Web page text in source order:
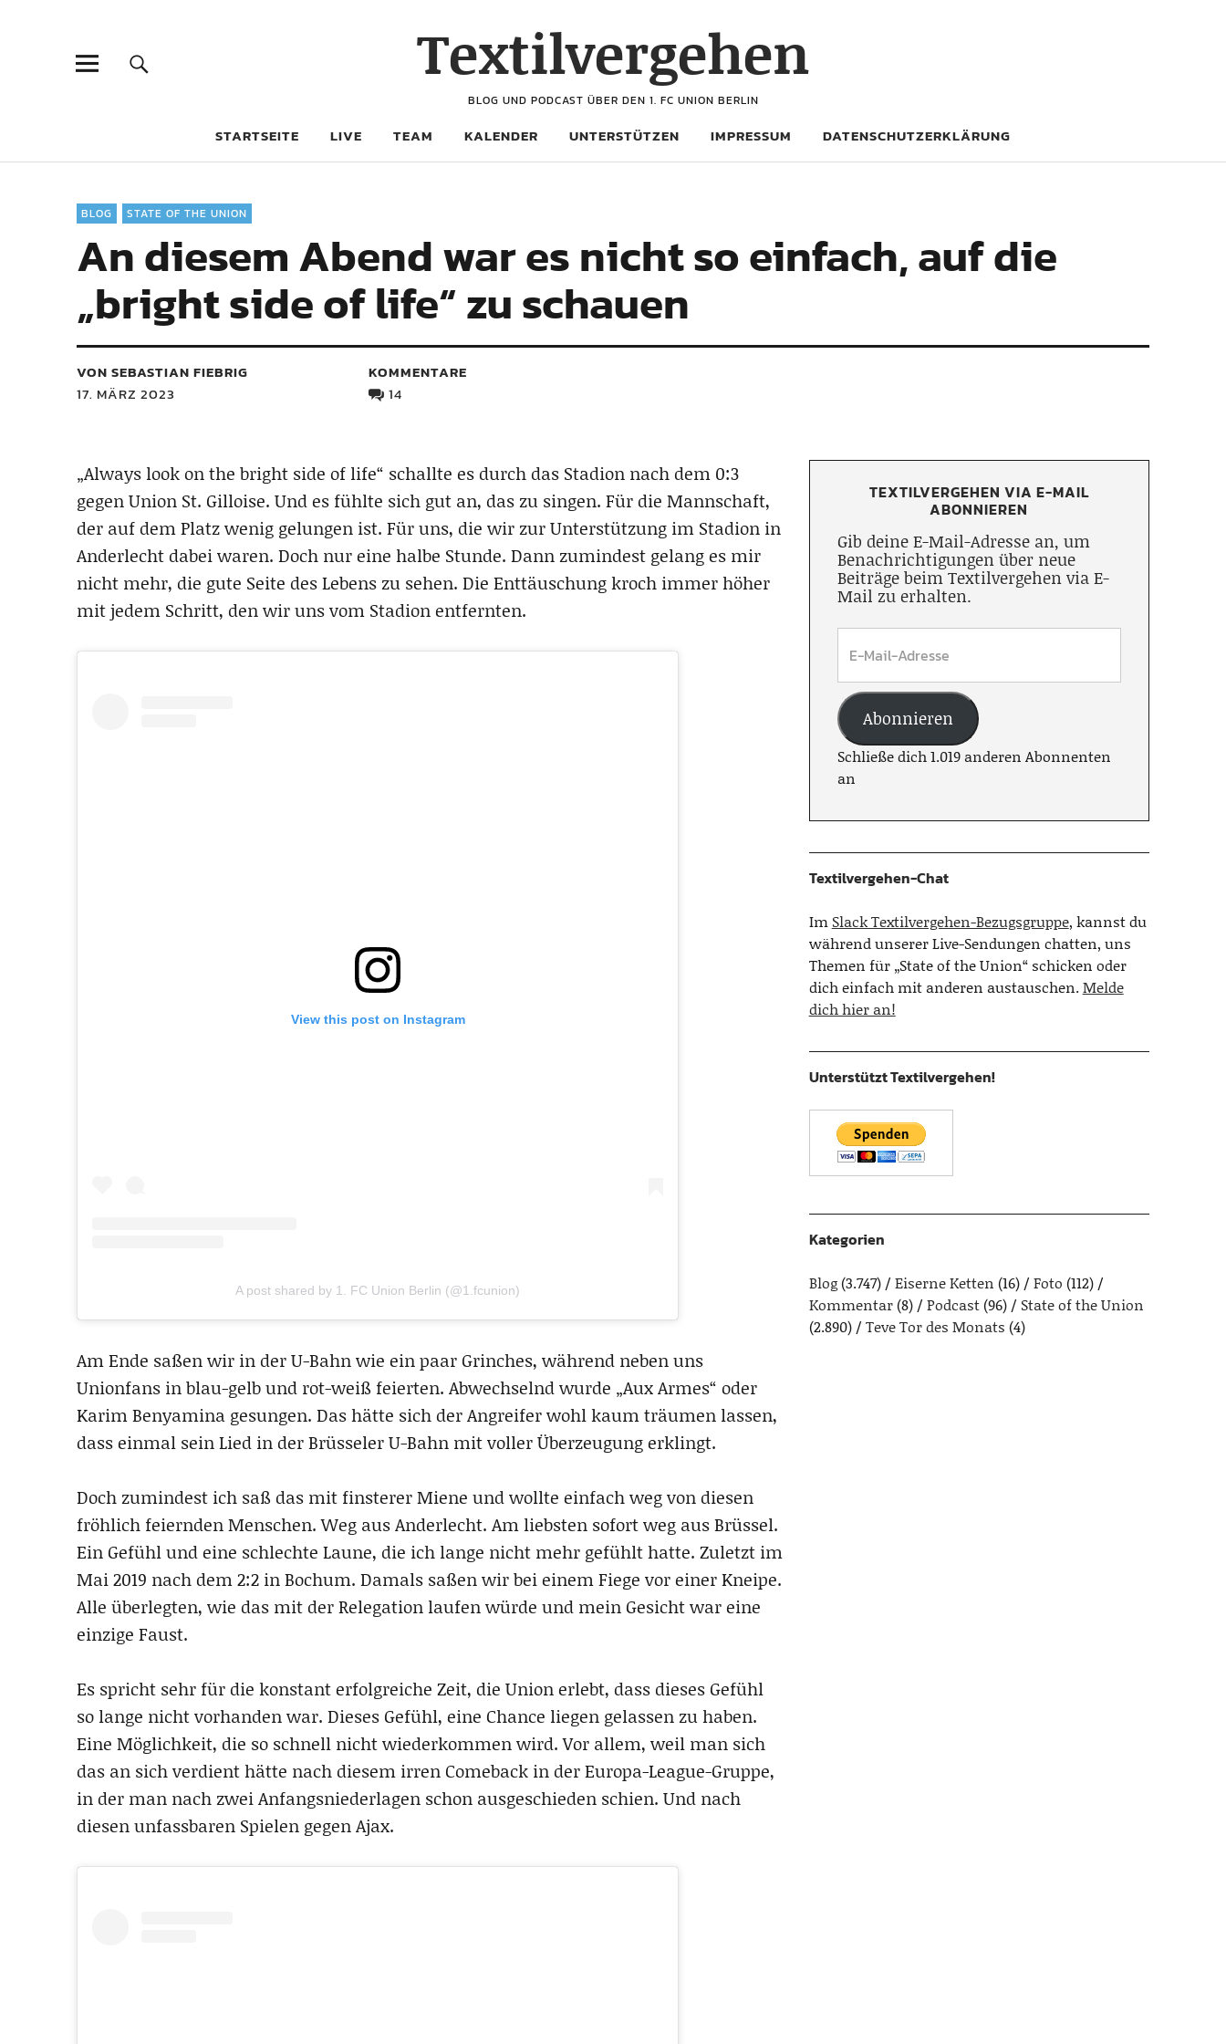
Textilvergehen
BLOG UND PODCAST ÜBER DEN 1. FC UNION BERLIN
STARTSEITE LIVE TEAM KALENDER UNTERSTÜTZEN IMPRESSUM DATENSCHUTZERKLÄRUNG
BLOG STATE OF THE UNION
An diesem Abend war es nicht so einfach, auf die
„bright side of life“ zu schauen
VON SEBASTIAN FIEBRIG
17. MÄRZ 2023
KOMMENTARE
14
„Always look on the bright side of life“ schallte es durch das Stadion nach dem 0:3
gegen Union St. Gilloise. Und es fühlte sich gut an, das zu singen. Für die Mannschaft,
der auf dem Platz wenig gelungen ist. Für uns, die wir zur Unterstützung im Stadion in
Anderlecht dabei waren. Doch nur eine halbe Stunde. Dann zumindest gelang es mir
nicht mehr, die gute Seite des Lebens zu sehen. Die Enttäuschung kroch immer höher
mit jedem Schritt, den wir uns vom Stadion entfernten.
View this post on Instagram
A post shared by 1. FC Union Berlin (@1.fcunion)
Am Ende saßen wir in der U-Bahn wie ein paar Grinches, während neben uns
Unionfans in blau-gelb und rot-weiß feierten. Abwechselnd wurde „Aux Armes“ oder
Karim Benyamina gesungen. Das hätte sich der Angreifer wohl kaum träumen lassen,
dass einmal sein Lied in der Brüsseler U-Bahn mit voller Überzeugung erklingt.
Doch zumindest ich saß das mit finsterer Miene und wollte einfach weg von diesen
fröhlich feiernden Menschen. Weg aus Anderlecht. Am liebsten sofort weg aus Brüssel.
Ein Gefühl und eine schlechte Laune, die ich lange nicht mehr gefühlt hatte. Zuletzt im
Mai 2019 nach dem 2:2 in Bochum. Damals saßen wir bei einem Fiege vor einer Kneipe.
Alle überlegten, wie das mit der Relegation laufen würde und mein Gesicht war eine
einzige Faust.
Es spricht sehr für die konstant erfolgreiche Zeit, die Union erlebt, dass dieses Gefühl
so lange nicht vorhanden war. Dieses Gefühl, eine Chance liegen gelassen zu haben.
Eine Möglichkeit, die so schnell nicht wiederkommen wird. Vor allem, weil man sich
das an sich verdient hätte nach diesem irren Comeback in der Europa-League-Gruppe,
in der man nach zwei Anfangsniederlagen schon ausgeschieden schien. Und nach
diesen unfassbaren Spielen gegen Ajax.
TEXTILVERGEHEN VIA E-MAIL
ABONNIEREN
Gib deine E-Mail-Adresse an, um
Benachrichtigungen über neue
Beiträge beim Textilvergehen via E-
Mail zu erhalten.
Abonnieren
Schließe dich 1.019 anderen Abonnenten
an
Textilvergehen-Chat
Im Slack Textilvergehen-Bezugsgruppe, kannst du
während unserer Live-Sendungen chatten, uns
Themen für „State of the Union“ schicken oder
dich einfach mit anderen austauschen.Melde
dich hier an!
Unterstützt Textilvergehen!
Kategorien
Blog(3.747) Eiserne Ketten (16) Foto (112)
Kommentar(8) Podcast(96)
State of the Union
(2.890)
Teve Tor des Monats (4)